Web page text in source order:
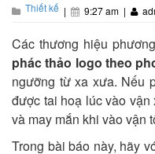
Thiết kế | 9:27 am |
Các thương hiệu
phác thảo logo theo
ngưỡng từ xa xưa. Nếu
được tai hoạ lúc vào
và may mắn khi vào vận
Trong bài báo này, hãy